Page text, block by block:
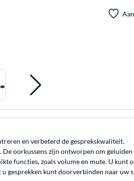
en verbeterd de gesprekskwaliteit.
oorkussens zijn ontworpen om
functies, zoals volume en mute. U
gesprekken kunt doorverbinden naar